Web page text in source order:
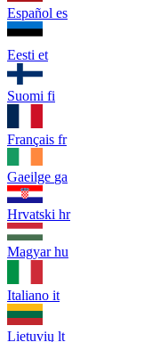
Español es
Eesti et
Suomi fi
Français fr
Gaeilge ga
Hrvatski hr
Magyar hu
Italiano it
Lietuvių lt